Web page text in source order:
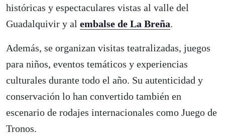
históricas y espectaculares vistas al valle del
Guadalquivir y al embalse de La Breña.
Además, se organizan visitas teatralizadas, juegos
para niños, eventos temáticos y experiencias
culturales durante todo el año. Su autenticidad y
conservación lo han convertido también en
escenario de rodajes internacionales como Juego de
Tronos.